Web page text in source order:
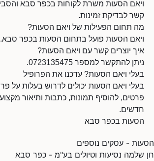
ויאם הסעות משרת לקוחות בכפר סבא
קשר לבדיקת זמינות.
מה תחום הפעילות של ויאם הסעות?
ויאם הסעות פועל בתחום הסעות בכפר סבא.
איך יוצרים קשר עם ויאם הסעות?
ניתן להתקשר למספר 0723135475.
בעלי ויאם הסעות? עדכנו את הפרופיל
בעלי ויאם הסעות יכולים לדרוש בעלות על
פרטים, להוסיף תמונות, כתבות ותיאור
חדשים.
הסעות בכפר סבא
הסעות - עסקים נוספים
חן שלמה נסיעות וטיולים בע"מ - כפר סבא